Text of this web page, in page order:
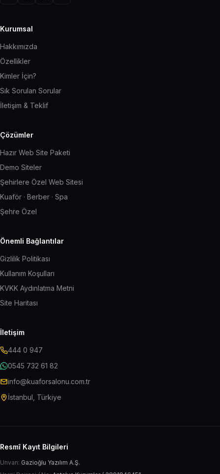
Kurumsal
Hakkımızda
Özellikler
Kimler İçin?
Sık Sorulan Sorular
İletişim & Teklif
Çözümler
Hazır Web Site Paketi
Demo Siteler
Şehirlere Özel Web Sitesi
Kuaför · Berber · Spa
Şehre Özel
Önemli Bağlantılar
Gizlilik Politikası
Kullanım Koşulları
KVKK Aydınlatma Metni
Site Haritası
İletişim
444 0 947
0545 732 61 82
info@kuaforsalonu.com.tr
İstanbul, Türkiye
Resmî Kayıt Bilgileri
Unvan: Gazioğlu Yazılım A.Ş.